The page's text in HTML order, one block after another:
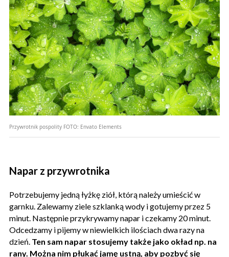
Przywrotnik pospolity FOTO: Envato Elements
Napar z przywrotnika
Potrzebujemy jedną łyżkę ziół, którą należy umieścić w
garnku. Zalewamy ziele szklanką wody i gotujemy przez 5
minut. Następnie przykrywamy napar i czekamy 20 minut.
Odcedzamy i pijemy w niewielkich ilościach dwa razy na
dzień. Ten sam napar stosujemy także jako okład np. na
rany. Można nim płukać jamę ustną, aby pozbyć się